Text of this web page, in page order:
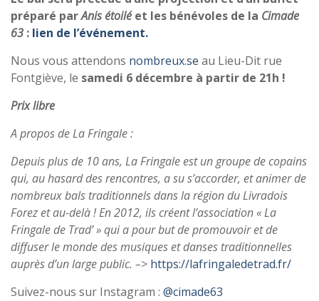
préparé parAnis étoiléet les bénévoles de la Cimade
63 : lien de l’événement.
Nous vous attendons nombreux.se au Lieu-Dit rue
Fontgiève, le samedi 6 décembre à partir de 21h !
Prix libre
A propos de La Fringale :
Depuis plus de 10 ans, La Fringale est un groupe de copains
qui, au hasard des rencontres, a su s’accorder, et animer de
nombreux bals traditionnels dans la région du Livradois
Forez et au-delà ! En 2012, ils créent l’association « La
Fringale de Trad’ » qui a pour but de promouvoir et de
diffuser le monde des musiques et danses traditionnelles
auprès d’un large public. –> https://lafringaledetrad.fr/
Suivez-nous sur Instagram : @cimade63